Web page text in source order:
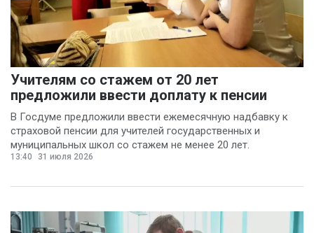
Учителям со стажем от 20 лет
предложили ввести доплату к пенсии
В Госдуме предложили ввести ежемесячную надбавку к
страховой пенсии для учителей государственных и
муниципальных школ со стажем не менее 20 лет.
13:40 31 июля 2026